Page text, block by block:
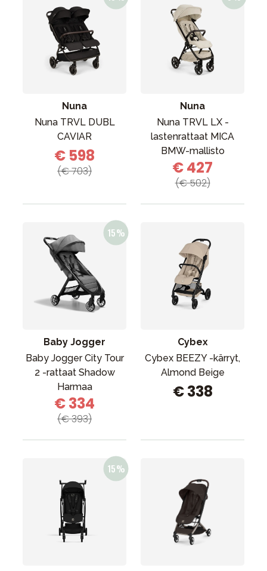
Nuna
Nuna TRVL DUBL
CAVIAR
€ 598
(€ 703)
Nuna
Nuna TRVL LX -
lastenrattaat MICA
BMW-mallisto
€ 427
(€ 502)
Baby Jogger
Baby Jogger City Tour
2 -rattaat Shadow
Harmaa
€ 334
(€ 393)
Cybex
Cybex BEEZY -kärryt,
Almond Beige
€ 338